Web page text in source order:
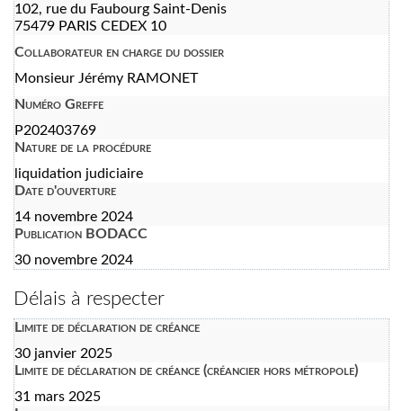
102, rue du Faubourg Saint-Denis
75479 PARIS CEDEX 10
Collaborateur en charge du dossier
Monsieur Jérémy RAMONET
Numéro Greffe
P202403769
Nature de la procédure
liquidation judiciaire
Date d'ouverture
14 novembre 2024
Publication BODACC
30 novembre 2024
Délais à respecter
Limite de déclaration de créance
30 janvier 2025
Limite de déclaration de créance (créancier hors métropole)
31 mars 2025